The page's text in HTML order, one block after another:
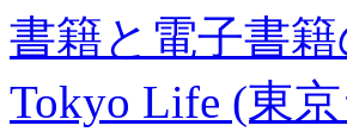
書籍と電子書
Tokyo Life (東